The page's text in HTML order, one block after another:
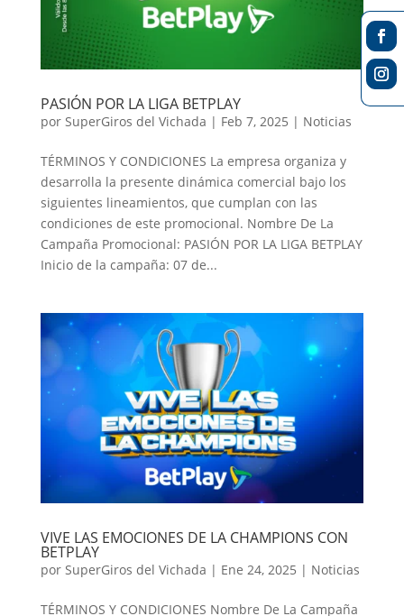
PASIÓN POR LA LIGA BETPLAY
por SuperGiros del Vichada | Feb 7, 2025 | Noticias
TÉRMINOS Y CONDICIONES La empresa organiza y
desarrolla la presente dinámica comercial bajo los
siguientes lineamientos, que cumplan con las
condiciones de este promocional. Nombre De La
Campaña Promocional: PASIÓN POR LA LIGA BETPLAY
Inicio de la campaña: 07 de...
VIVE LAS EMOCIONES DE LA CHAMPIONS CON
BETPLAY
por SuperGiros del Vichada | Ene 24, 2025 | Noticias
TÉRMINOS Y CONDICIONES Nombre De La Campaña